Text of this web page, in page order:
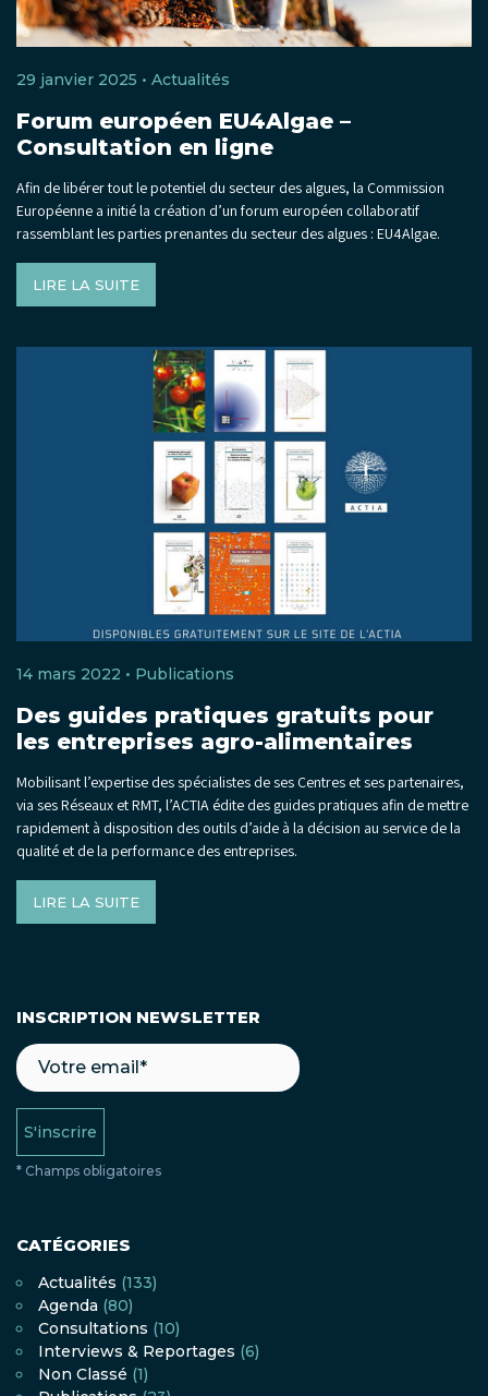
29 janvier 2025 • Actualités
Forum européen EU4Algae –
Consultation en ligne
Afin de libérer tout le potentiel du secteur des algues, la Commission
Européenne a initié la création d’un forum européen collaboratif
rassemblant les parties prenantes du secteur des algues : EU4Algae.
LIRE LA SUITE
14 mars 2022 • Publications
Des guides pratiques gratuits pour
les entreprises agro-alimentaires
Mobilisant l’expertise des spécialistes de ses Centres et ses partenaires,
via ses Réseaux et RMT, l’ACTIA édite des guides pratiques afin de mettre
rapidement à disposition des outils d’aide à la décision au service de la
qualité et de la performance des entreprises.
LIRE LA SUITE
INSCRIPTION NEWSLETTER
S'inscrire
* Champs obligatoires
CATÉGORIES
Actualités (133)
Agenda (80)
Consultations (10)
Interviews & Reportages (6)
Non Classé (1)